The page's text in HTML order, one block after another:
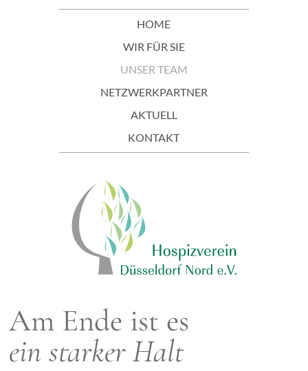
HOME
WIR FÜR SIE
UNSER TEAM
NETZWERKPARTNER
AKTUELL
KONTAKT
Am Ende ist es
ein starker Halt